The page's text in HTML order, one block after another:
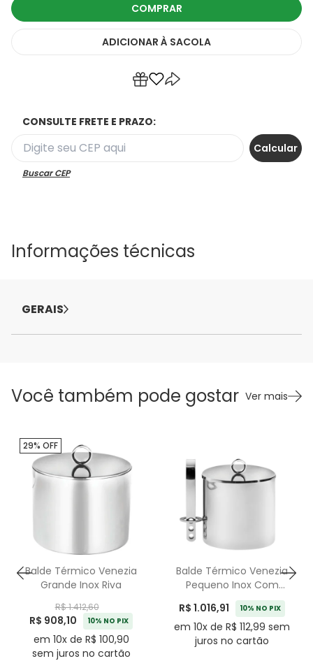
COMPRAR
ADICIONAR À SACOLA
CONSULTE FRETE E PRAZO:
Buscar CEP
Informações técnicas
GERAIS
Você também pode gostar Ver mais
Balde Térmico Venezia
Grande Inox Riva
R$ 1.412,60
R$ 908,10 10% NO PIX
em 10x de R$ 100,90
sem juros no cartão
29% OFF
Balde Térmico Venezia
Pequeno Inox Com
Pinça Riva
R$ 1.016,91 10% NO PIX
em 10x de R$ 112,99 sem
juros no cartão